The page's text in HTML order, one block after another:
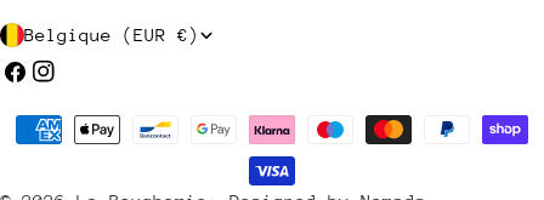
P
a
Belgique (EUR €)
Facebook
Instagram
Méthodes
payement